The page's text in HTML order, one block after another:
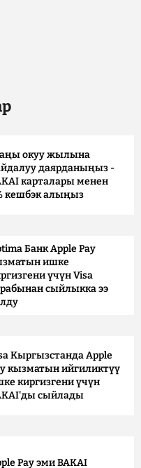
окуу жылына
даярданыңыз -
карталары менен
кешбэк алыңыз
Банк Apple Pay
ишке
үчүн Visa
сыйлыкка ээ
Кыргызстанда Apple
кызматын ийгиликтүү
киргизгени үчүн
сыйлады
Pay эми BAKAI